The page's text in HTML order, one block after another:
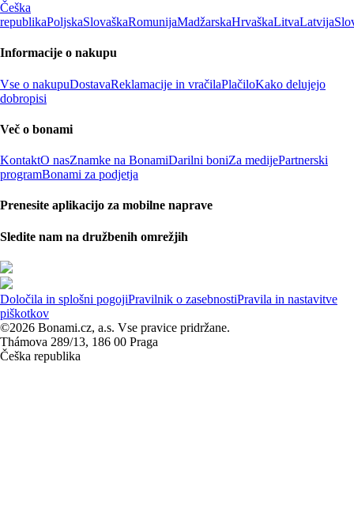
Češka
republikaPoljskaSlovaškaRomunijaMadžarskaHrvaškaLitvaLatvija
Informacije o nakupu
Vse o nakupuDostavaReklamacije in vračilaPlačiloKako delujejo
dobropisi
Več o bonami
KontaktO nasZnamke na BonamiDarilni boniZa medijePartnerski
programBonami za podjetja
Prenesite aplikacijo za mobilne naprave
Sledite nam na družbenih omrežjih
Določila in splošni pogojiPravilnik o zasebnostiPravila in nastavitve
piškotkov
©2026 Bonami.cz, a.s. Vse pravice pridržane.
Thámova 289/13, 186 00 Praga
Češka republika